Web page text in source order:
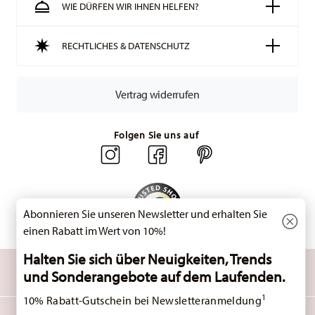
Ihr Paket auf die Reise geht.
vorrätige Artikel. Sie können die Lieferzeiten in andere
Retourenservice.
WIE DÜRFEN WIR IHNEN HELFEN?
RECHTLICHES & DATENSCHUTZ
Vertrag widerrufen
Folgen Sie uns auf
ENTDECKEN SIE UNSERE MARKEN
Design & Funktionalität für Ihr Zuhause
Abonnieren Sie unseren Newsletter und erhalten Sie
einen Rabatt im Wert von 10%!
Halten Sie sich über Neuigkeiten, Trends
und Sonderangebote auf dem Laufenden.
10% Rabatt-Gutschein bei Newsletteranmeldung1